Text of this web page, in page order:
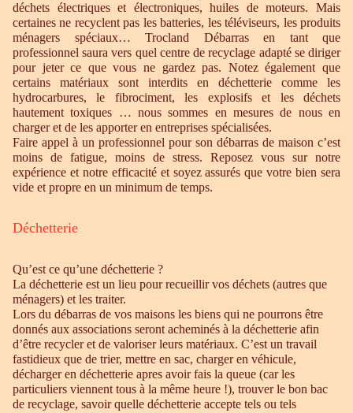
déchets électriques et électroniques, huiles de moteurs. Mais
certaines ne recyclent pas les batteries, les téléviseurs, les produits
ménagers spéciaux… Trocland Débarras en tant que
professionnel saura vers quel centre de recyclage adapté se diriger
pour jeter ce que vous ne gardez pas. Notez également que
certains matériaux sont interdits en déchetterie comme les
hydrocarbures, le fibrociment, les explosifs et les déchets
hautement toxiques … nous sommes en mesures de nous en
charger et de les apporter en entreprises spécialisées.
Faire appel à un professionnel pour son débarras de maison c’est
moins de fatigue, moins de stress. Reposez vous sur notre
expérience et notre efficacité et soyez assurés que votre bien sera
vide et propre en un minimum de temps.
Déchetterie
Qu’est ce qu’une déchetterie ?
La déchetterie est un lieu pour recueillir vos déchets (autres que
ménagers) et les traiter.
Lors du débarras de vos maisons les biens qui ne pourrons être
donnés aux associations seront acheminés à la déchetterie afin
d’être recycler et de valoriser leurs matériaux. C’est un travail
fastidieux que de trier, mettre en sac, charger en véhicule,
décharger en déchetterie apres avoir fais la queue (car les
particuliers viennent tous à la même heure !), trouver le bon bac
de recyclage, savoir quelle déchetterie accepte tels ou tels